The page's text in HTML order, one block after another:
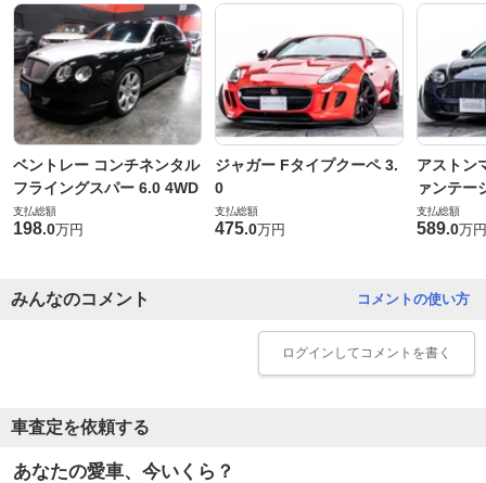
ベントレー コンチネンタル
フライングスパー 6.0 4WD
支払総額
198.0万円
ジャガー Fタイプクーペ 3.
0
支払総額
475.0万円
アストン
ァンテー
支払総額
589.0万円
コメントの使い方
みんなのコメント
ログイン してコメントを書く
車査定を依頼する
あなたの愛車、今いくら？